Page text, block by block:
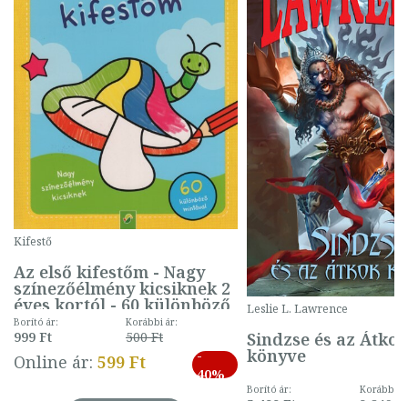
Kifestő
Az első kifestőm - Nagy
színezőélmény kicsiknek 2
éves kortól - 60 különböző
mintával (gombás)
Borító ár:
999 Ft
Korábbi ár:
500 Ft
Online ár: 599 Ft
-
40%
Leslie L. Lawrence
Sindzse és az Átkok
könyve
Borító ár: Korábbi